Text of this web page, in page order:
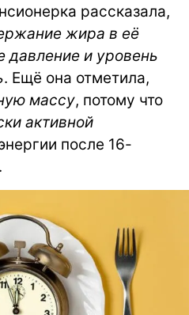
рассказала,
жира в её
давление и уровень
. Ещё она отметила,
массу, потому что
активной
после 16-